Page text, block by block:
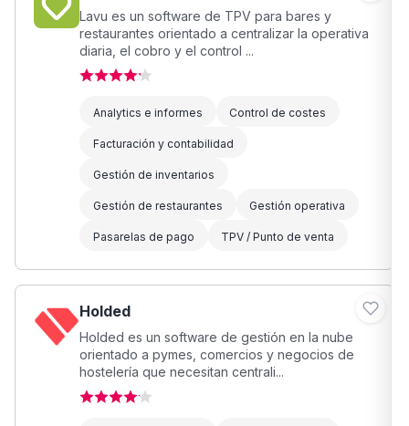
Lavu es un software de TPV para bares y
restaurantes orientado a centralizar la operativa
diaria, el cobro y el control ...
Analytics e informes Control de costes
Facturación y contabilidad
Gestión de inventarios
Gestión de restaurantes Gestión operativa
Pasarelas de pago TPV / Punto de venta
Holded
Holded es un software de gestión en la nube
orientado a pymes, comercios y negocios de
hostelería que necesitan centrali...